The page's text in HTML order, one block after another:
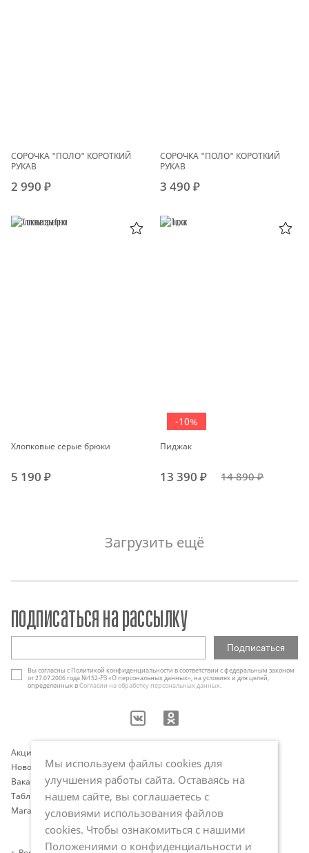
СОРОЧКА "ПОЛО" КОРОТКИЙ
РУКАВ
2 990 ₽
СОРОЧКА "ПОЛО" КОРОТКИЙ
РУКАВ
3 490 ₽
Хлопковые серые брюки
5 190 ₽
-10%
Пиджак
13 390 ₽ 14 890 ₽
Загрузить ещё
Акции
Новости
Вакансии
Таблица размеров
Магазины
Оплата и доставка
Программа лояльности
Публичная оферта
Политика обработки
персональных данных
подписаться на рассылку
Вы согласны с Политикой конфиденциальности в соответствии с федеральным законом
от 27.07.2006 года №152-РЗ «О персональных данных», на условиях и для целей,
определенных вСогласии на обработку персональных данных.
Мы используем файлы cookies для
улучшения работы сайта. Оставаясь на
нашем сайте, вы соглашаетесь с
условиями использования файлов
cookies. Чтобы ознакомиться с нашими
Положениями о конфиденциальности и